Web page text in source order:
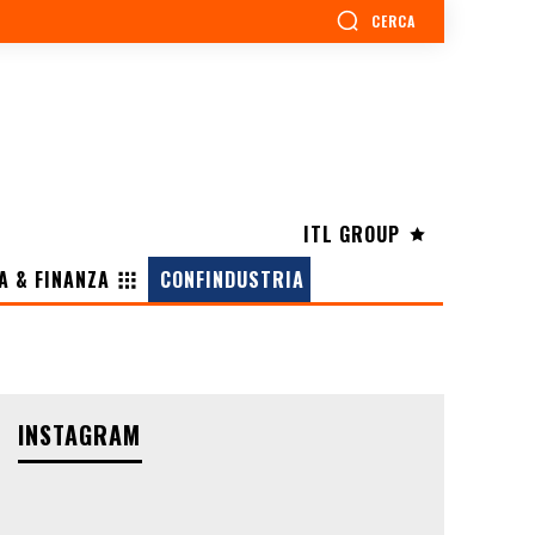
CERCA
ITL GROUP
& FINANZA
CONFINDUSTRIA
INSTAGRAM